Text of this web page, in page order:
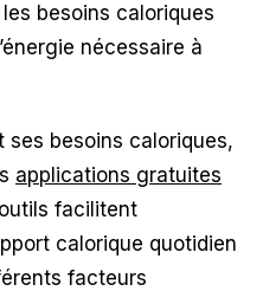
besoins caloriques
nécessaire à
ses besoins caloriques,
applications gratuites
facilitent
calorique quotidien
facteurs